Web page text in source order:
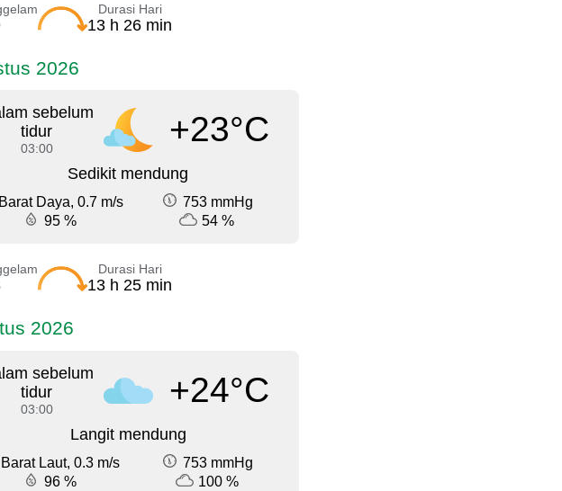
Durasi Hari
13 h 26 min
2026
sebelum
tidur
03:00 +23°C
Sedikit mendung
Barat Daya, 0.7 m/s
753 mmHg
95 %
54 %
Durasi Hari
13 h 25 min
2026
sebelum
tidur
03:00 +24°C
Langit mendung
Barat Laut, 0.3 m/s
753 mmHg
96 %
100 %